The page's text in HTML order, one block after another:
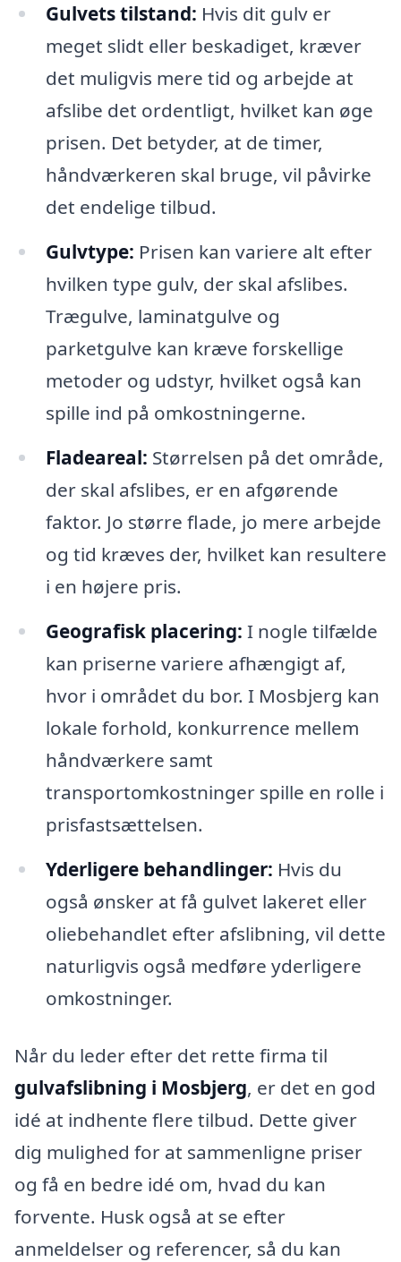
Gulvets tilstand: Hvis dit gulv er
meget slidt eller beskadiget, kræver
det muligvis mere tid og arbejde at
afslibe det ordentligt, hvilket kan øge
prisen. Det betyder, at de timer,
håndværkeren skal bruge, vil påvirke
det endelige tilbud.
Gulvtype: Prisen kan variere alt efter
hvilken type gulv, der skal afslibes.
Trægulve, laminatgulve og
parketgulve kan kræve forskellige
metoder og udstyr, hvilket også kan
spille ind på omkostningerne.
Fladeareal: Størrelsen på det område,
der skal afslibes, er en afgørende
faktor. Jo større flade, jo mere arbejde
og tid kræves der, hvilket kan resultere
i en højere pris.
Geografisk placering: I nogle tilfælde
kan priserne variere afhængigt af,
hvor i området du bor. I Mosbjerg kan
lokale forhold, konkurrence mellem
håndværkere samt
transportomkostninger spille en rolle i
prisfastsættelsen.
Yderligere behandlinger: Hvis du
også ønsker at få gulvet lakeret eller
oliebehandlet efter afslibning, vil dette
naturligvis også medføre yderligere
omkostninger.
Når du leder efter det rette firma til
gulvafslibning i Mosbjerg, er det en god
idé at indhente flere tilbud. Dette giver
dig mulighed for at sammenligne priser
og få en bedre idé om, hvad du kan
forvente. Husk også at se efter
anmeldelser og referencer, så du kan